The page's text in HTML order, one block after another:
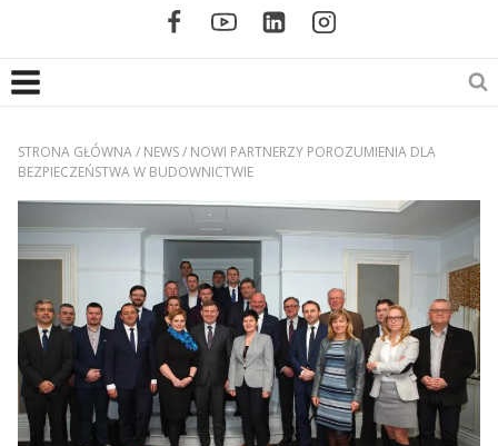
STRONA GŁÓWNA/ NEWS/ NOWI PARTNERZY POROZUMIENIA DLA
BEZPIECZEŃSTWA W BUDOWNICTWIE